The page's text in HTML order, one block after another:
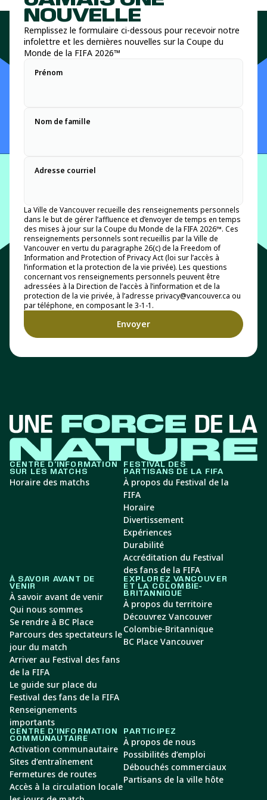
NOUVELLE
Remplissez le formulaire ci-dessous pour recevoir notre
infolettre et les dernières nouvelles sur la Coupe du
Monde de la FIFA 2026™
Prénom
Nom de famille
Adresse courriel
La Ville de Vancouver recueille des renseignements personnels
dans le but de gérer l’affluence et d’envoyer de temps en temps
des mises à jour sur la Coupe du Monde de la FIFA 2026™. Ces
renseignements personnels sont recueillis par la Ville de
Vancouver en vertu du paragraphe 26(c) de la Freedom of
Information and Protection of Privacy Act (loi sur l’accès à
l’information et la protection de la vie privée). Les questions
concernant vos renseignements personnels peuvent être
adressées à la Direction de l’accès à l’information et de la
protection de la vie privée, à l’adresse privacy@vancouver.ca ou
par téléphone, en composant le 3-1-1.
CENTRE D’INFORMATION
SUR LES MATCHS
Horaire des matchs
FESTIVAL DES
PARTISANS DE LA FIFA
À propos du Festival de la
FIFA
Horaire
Divertissement
Expériences
Durabilité
Accréditation du Festival
des fans de la FIFA
À SAVOIR AVANT DE
VENIR
À savoir avant de venir
Qui nous sommes
Se rendre à BC Place
Parcours des spectateurs le
jour du match
Arriver au Festival des fans
de la FIFA
Le guide sur place du
Festival des fans de la FIFA
Renseignements
importants
EXPLOREZ VANCOUVER
ET LA COLOMBIE-
BRITANNIQUE
À propos du territoire
Découvrez Vancouver
Colombie-Britannique
BC Place Vancouver
CENTRE D’INFORMATION
COMMUNAUTAIRE
Activation communautaire
Sites d’entraînement
Fermetures de routes
Accès à la circulation locale
PARTICIPEZ
À propos de nous
Possibilités d’emploi
Débouchés commerciaux
Partisans de la ville hôte